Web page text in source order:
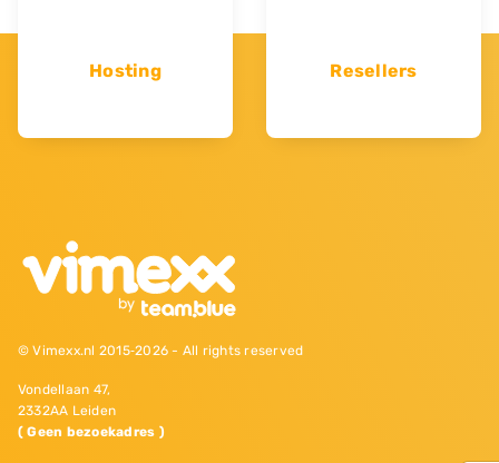
Hosting Resellers
© Vimexx.nl 2015‐2026 - All rights reserved
Vondellaan 47,
2332AA Leiden
( Geen bezoekadres )